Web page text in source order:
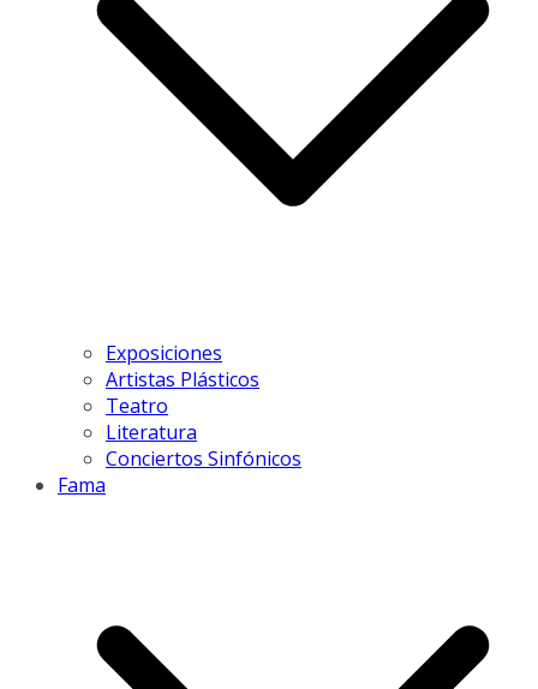
Exposiciones
Artistas Plásticos
Teatro
Literatura
Conciertos Sinfónicos
Fama